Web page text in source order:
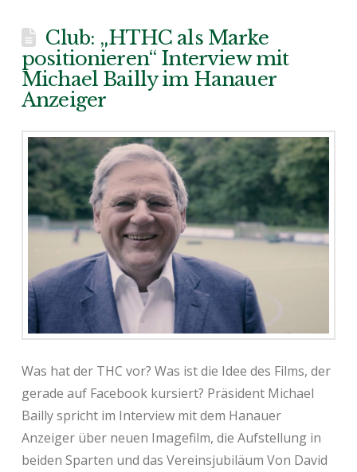
Club: „HTHC als Marke
positionieren“ Interview mit
Michael Bailly im Hanauer
Anzeiger
Was hat der THC vor? Was ist die Idee des Films, der
gerade auf Facebook kursiert? Präsident Michael
Bailly spricht im Interview mit dem Hanauer
Anzeiger über neuen Imagefilm, die Aufstellung in
beiden Sparten und das Vereinsjubiläum Von David